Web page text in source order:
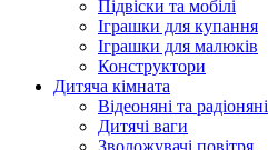
Підвіски та мобілі
Іграшки для купання
Іграшки для малюків
Конструктори
Дитяча кімната
Відеоняні та радіоняні
Дитячі ваги
Зволожувачі повітря